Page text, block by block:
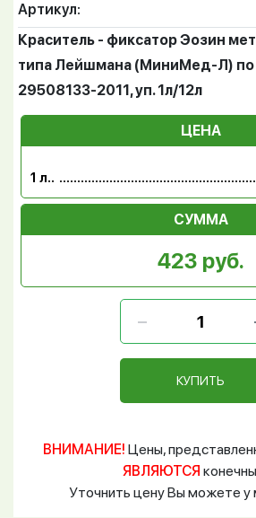
Артикул:
Краситель - фиксатор Эозин
типа Лейшмана (МиниМед-Л)
29508133-2011, уп. 1л/12л
ЦЕНА
1 л..
СУММА
423 руб.
КУПИТЬ
ВНИМАНИЕ! Цены,
ЯВЛЯЮТСЯ
Уточнить цену Вы можете